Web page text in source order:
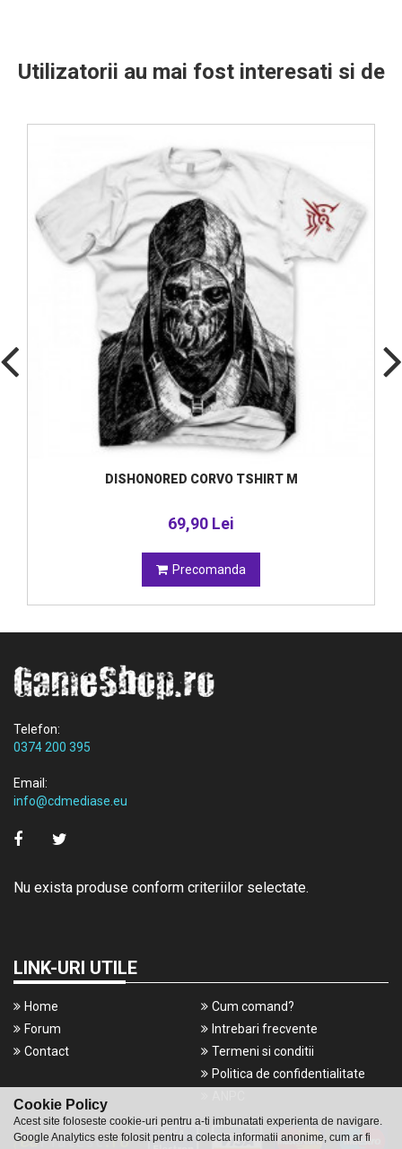
Cookie Policy
Acest site foloseste cookie-uri pentru a-ti imbunatati experienta de navigare.
Google Analytics este folosit pentru a colecta informatii anonime, cum ar fi
Utilizatorii au mai fost interesati si de
DISHONORED CORVO TSHIRT M
69,90 Lei
Precomanda
Telefon:
0374 200 395
Email:
info@cdmediase.eu
Nu exista produse conform criteriilor selectate.
LINK-URI UTILE
Home
Forum
Contact
Cum comand?
Intrebari frecvente
Termeni si conditii
Politica de confidentialitate